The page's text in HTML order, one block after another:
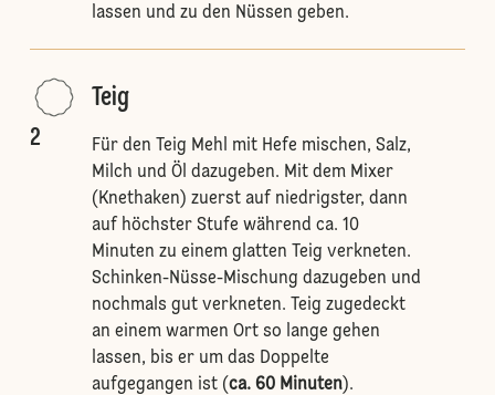
lassen und zu den Nüssen geben.
2
Teig
Für den Teig Mehl mit Hefe mischen, Salz,
Milch und Öl dazugeben. Mit dem Mixer
(Knethaken) zuerst auf niedrigster, dann
auf höchster Stufe während ca. 10
Minuten zu einem glatten Teig verkneten.
Schinken-Nüsse-Mischung dazugeben und
nochmals gut verkneten. Teig zugedeckt
an einem warmen Ort so lange gehen
lassen, bis er um das Doppelte
aufgegangen ist (ca. 60 Minuten).